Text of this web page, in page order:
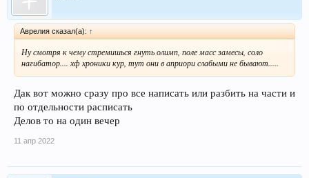
Аврелия сказал(а): ↑
Ну смотря к чему стремишься гнуть олимп, поле масс замесы, соло
нагибатор.... хф хроники кур, тут они в априори слабыми не бывают.....
Дак вот можно сразу про все написать или разбить на части и
по отдельности расписать
Делов то на один вечер
11 апр 2022